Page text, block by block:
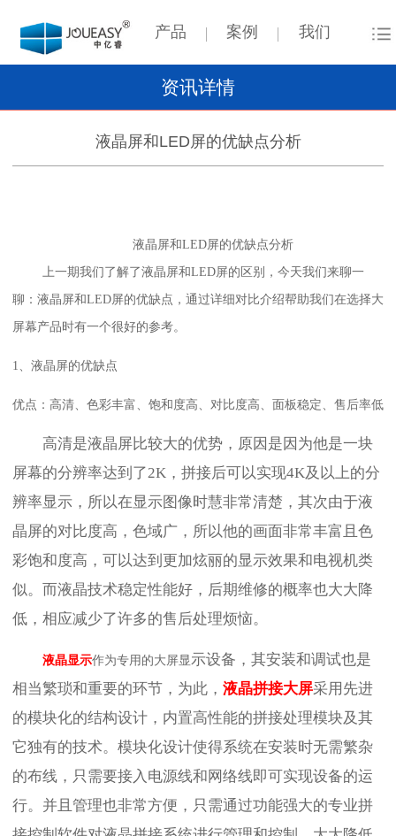
产品 案例 我们
资讯详情
液晶屏和LED屏的优缺点分析
液晶屏和LED屏的优缺点分析
上一期我们了解了液晶屏和LED屏的区别，今天我们来聊一
聊：液晶屏和LED屏的优缺点 ，通过详细对比介绍帮助我们在选择大
屏幕产品时有一个很好的参考。
1、液晶屏的优缺点
优点：高清、色彩丰富、饱和度高、对比度高、面板稳定、售后率低
高清是液晶屏比较大的优势，原因是因为他是一块
屏幕的分辨率达到了2K，拼接后可以实现4K及以上的分
辨率显示，所以在显示图像时慧非常清楚，其次由于液
晶屏的对比度高，色域广，所以他的画面非常丰富且色
彩饱和度高，可以达到更加炫丽的显示效果和电视机类
似。而液晶技术稳定性能好，后期维修的概率也大大降
低，相应减少了许多的售后处理烦恼。
液晶显示作为专用的大屏显示设备，其安装和调试也是
相当繁琐和重要的环节，为此， 液晶拼接大屏采用先进
的模块化的结构设计，内置高性能的拼接处理模块及其
它独有的技术。模块化设计使得系统在安装时无需繁杂
的布线，只需要接入电源线和网络线即可实现设备的运
行。并且管理也非常方便，只需通过功能强大的专业拼